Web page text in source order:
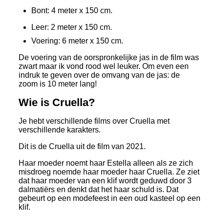
Bont: 4 meter x 150 cm.
Leer: 2 meter x 150 cm.
Voering: 6 meter x 150 cm.
De voering van de oorspronkelijke jas in de film was
zwart maar ik vond rood wel leuker. Om even een
indruk te geven over de omvang van de jas: de
zoom is 10 meter lang!
Wie is Cruella?
Je hebt verschillende films over Cruella met
verschillende karakters.
Dit is de Cruella uit de film van 2021.
Haar moeder noemt haar Estella alleen als ze zich
misdroeg noemde haar moeder haar Cruella. Ze ziet
dat haar moeder van een klif wordt geduwd door 3
dalmatiërs en denkt dat het haar schuld is. Dat
gebeurt op een modefeest in een oud kasteel op een
klif.